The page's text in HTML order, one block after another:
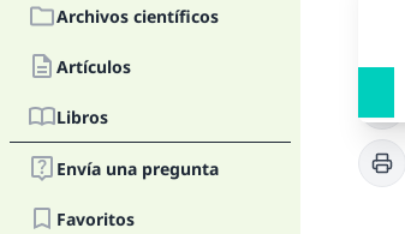
Archivos científicos
Artículos
Libros
Envía una pregunta
Favoritos